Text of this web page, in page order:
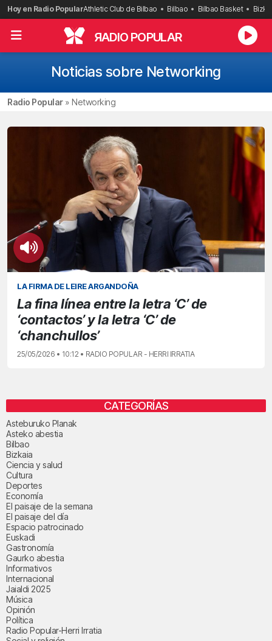
Saltar
al
contenido
Hoy en Radio PopularAthletic Club de Bilbao Bilbao Bilbao Basket
RADIO POPULAR
Noticias sobre Networking
Radio Popular» Networking
LA FIRMA DE LEIRE ARGANDOÑA
La fina línea entre la letra ‘C’ de
‘contactos’ y la letra ‘C’ de
‘chanchullos’
25/05/2026 • 10:12 • RADIO POPULAR - HERRI IRRATIA
CATEGORÍAS
Asteburuko Planak
Asteko abestia
Bilbao
Bizkaia
Ciencia y salud
Cultura
Deportes
Economía
El paisaje de la semana
El paisaje del día
Espacio patrocinado
Euskadi
Gastronomía
Gaurko abestia
Informativos
Internacional
Jaialdi 2025
Música
Opinión
Política
Radio Popular-Herri Irratia